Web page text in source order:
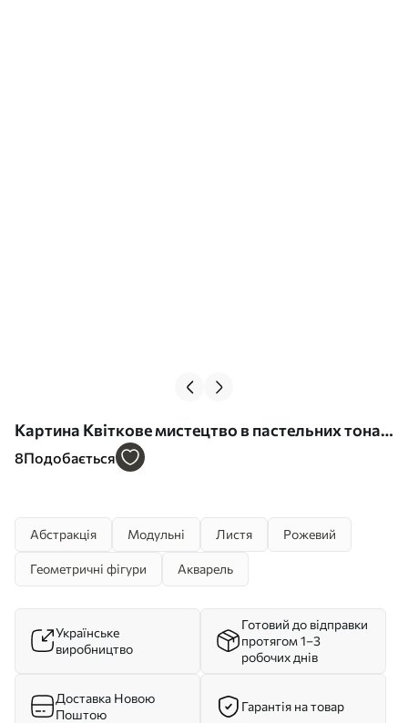
Картина Квіткове мистецтво в пастельних тонах
з геометричними елементами Арт. m30036
8Подобається
Абстракція Модульні Листя Рожевий
Геометричні фігури Акварель
Українське
виробництво
Готовий до відправки
протягом 1–3
робочих днів
Доставка Новою
Поштою
Гарантія на товар